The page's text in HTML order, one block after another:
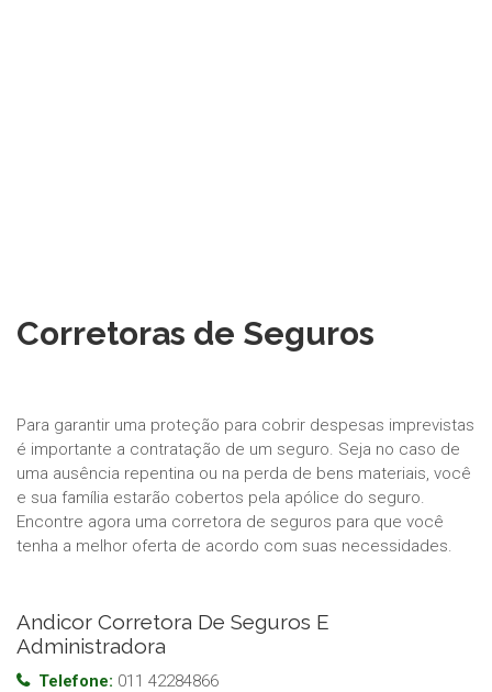
Corretoras de Seguros
Para garantir uma proteção para cobrir despesas imprevistas
é importante a contratação de um seguro. Seja no caso de
uma ausência repentina ou na perda de bens materiais, você
e sua família estarão cobertos pela apólice do seguro.
Encontre agora uma corretora de seguros para que você
tenha a melhor oferta de acordo com suas necessidades.
Andicor Corretora De Seguros E
Administradora
Telefone: 011 42284866